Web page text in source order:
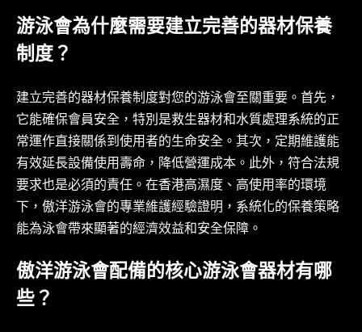
游泳會為什麼需要建立完善的器材保養
制度？
建立完善的器材保養制度對您的游泳會至關重要。首先，
它能確保會員安全，特別是救生器材和水質處理系統的正
常運作直接關係到使用者的生命安全。其次，定期維護能
有效延長設備使用壽命，降低營運成本。此外，符合法規
要求也是必須的責任。在香港高濕度、高使用率的環境
下，傲洋游泳會的專業維護經驗證明，系統化的保養策略
能為泳會帶來顯著的經濟效益和安全保障。
傲洋游泳會配備的核心游泳會器材有哪
些？